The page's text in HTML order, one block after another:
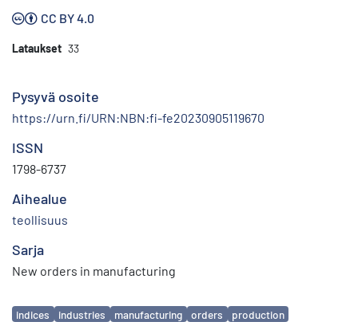
CC BY 4.0
Lataukset 33
Pysyvä osoite
https://urn.fi/URN:NBN:fi-fe20230905119670
ISSN
1798-6737
Aihealue
teollisuus
Sarja
New orders in manufacturing
Avainsanat
indices industries manufacturing orders production